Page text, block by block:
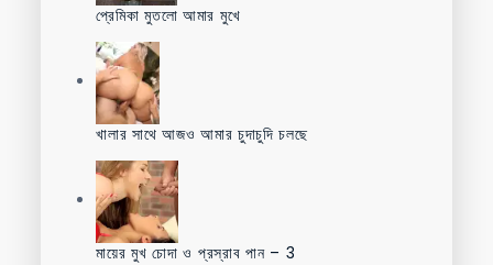
প্রেমিকা মুতলো আমার মুখে
খালার সাথে আজও আমার চুদাচুদি চলছে
মায়ের মুখ চোদা ও প্রস্রাব পান – 3